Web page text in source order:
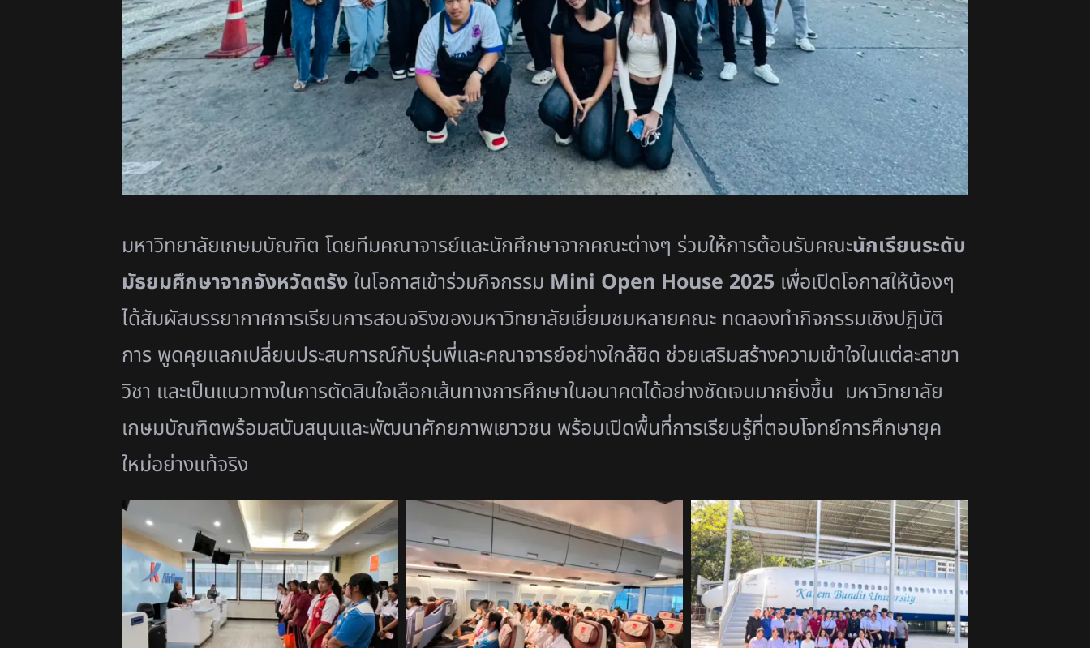
มหาวิทยาลัยเกษมบัณฑิต โดยทีมคณาจารย์และนักศึกษาจากคณะต่างๆ ร่วมให้การต้อนรับคณะนักเรียนระดับ
มัธยมศึกษาจากจังหวัดตรังในโอกาสเข้าร่วมกิจกรรม Mini Open House 2025 เพื่อเปิดโอกาสให้น้องๆ
ได้สัมผัสบรรยากาศการเรียนการสอนจริงของมหาวิทยาลัยเยี่ยมชมหลายคณะ ทดลองทำกิจกรรมเชิงปฏิบัติ
การ พูดคุยแลกเปลี่ยนประสบการณ์กับรุ่นพี่และคณาจารย์อย่างใกล้ชิด ช่วยเสริมสร้างความเข้าใจในแต่ละสาขา
วิชา และเป็นแนวทางในการตัดสินใจเลือกเส้นทางการศึกษาในอนาคตได้อย่างชัดเจนมากยิ่งขึ้น มหาวิทยาลัย
เกษมบัณฑิตพร้อมสนับสนุนและพัฒนาศักยภาพเยาวชน พร้อมเปิดพื้นที่การเรียนรู้ที่ตอบโจทย์การศึกษายุค
ใหม่อย่างแท้จริง